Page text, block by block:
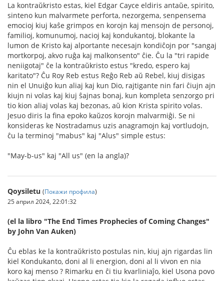
La kontraŭkristo estas, kiel Edgar Cayce eldiris antaŭe, spirito,
sinteno kun malvarmete perforta, nezorgema, senpensema
emocioj kiuj kaŝe grimpos en korojn kaj mensojn de personoj,
familioj, komunumoj, nacioj kaj kondukantoj, blokante la
lumon de Kristo kaj alportante necesajn kondiĉojn por "sangaj
mortkorpoj, akvo ruĝa kaj malkonsento" ĉie. Ĉu la "tri rapide
neniigotaj" ĉe la kontraŭkristo estus "kredo, espero kaj
karitato"? Ĉu Roy Reb estus Reĝo Reb aŭ Rebel, kiuj disigas
nin el Unuiĝo kun aliaj kaj kun Dio, rajtigante nin fari ĉiujn ajn
kiujn ni volas kaj kiuj ŝajnas bonaj, kun kompleta senzorgo pri
tio kion aliaj volas kaj bezonas, aŭ kion Krista spirito volas.
Jesuo diris la fina epoko kaŭzos korojn malvarmiĝi. Se ni
konsideras ke Nostradamus uzis anagramojn kaj vortludojn,
ĉu la terminoj "mabus" kaj "Alus" simple estus:
"May-b-us" kaj "All us" (en la angla)?
Qoysiletu (Покажи профила)
25 април 2024, 22:01:32
(el la libro "The End Times Prophecies of Coming Changes"
by John Van Auken)
Ĉu eblas ke la kontraŭkristo postulas nin, kiuj ajn rigardas lin
kiel Kondukanto, doni al li energion, doni al li vivon en nia
koro kaj menso ? Rimarku en ĉi tiu kvarliniaĵo, kiel Usona povo